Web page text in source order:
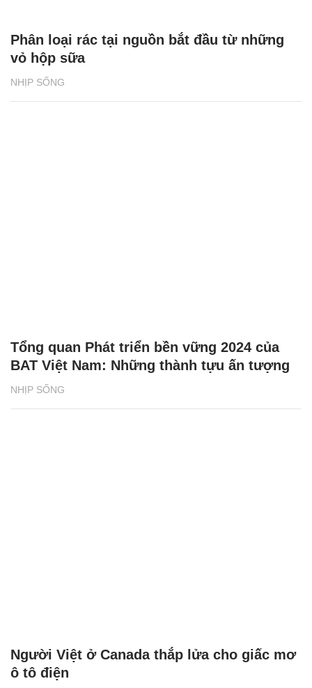
NHỊP SỐNG
Phân loại rác tại nguồn bắt đầu từ những
vỏ hộp sữa
NHỊP SỐNG
Tổng quan Phát triển bền vững 2024 của
BAT Việt Nam: Những thành tựu ấn tượng
Người Việt ở Canada thắp lửa cho giấc mơ
ô tô điện